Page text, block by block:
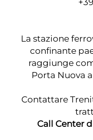
La stazione
confinante
raggiunge
Porta Nuova
Contattare
Call Center